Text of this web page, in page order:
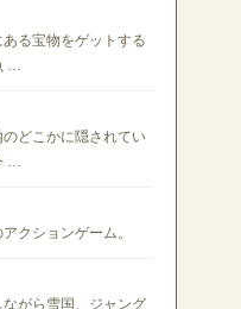
る宝物をゲットする
…
どこかに隠されてい
…
クションゲーム。
がら雪国、ジャング